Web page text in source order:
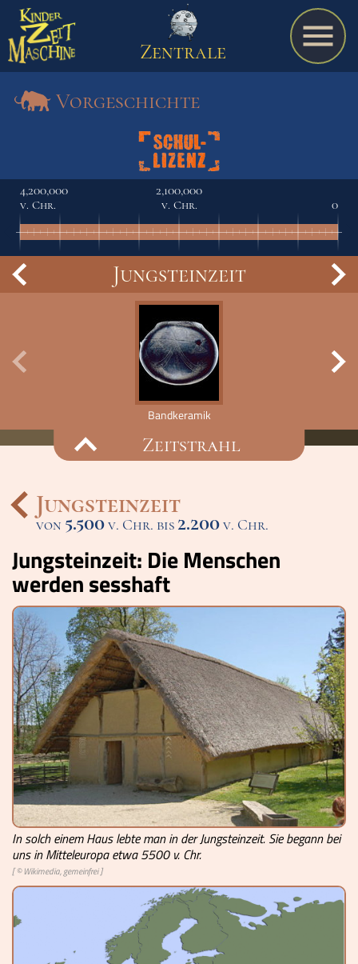
A bis Z
Termine
Schulmaterialien
Zentrale
Vorgeschichte
4,200,000
v. Chr.
2,100,000
v. Chr.
0
Jungsteinzeit
Bandkeramik
Zeitstrahl
Ereignisse
Lucys Wissensbox
Karte
Quiz
Memospiel
Videos
Mach mit!
Buchtipps
Schulmaterialien
Museen
Jungsteinzeit
von 5.500v. Chr. bis 2.200v. Chr.
Jungsteinzeit: Die Menschen
werden sesshaft
In solch einem Haus lebte man in der Jungsteinzeit. Sie begann bei
uns in Mitteleuropa etwa 5500 v. Chr.
[ © Wikimedia, gemeinfrei ]